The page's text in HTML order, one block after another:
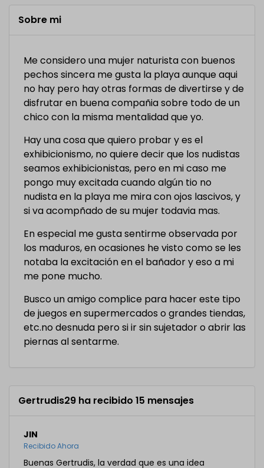
Sobre mi
Me considero una mujer naturista con buenos
pechos sincera me gusta la playa aunque aqui
no hay pero hay otras formas de divertirse y de
disfrutar en buena compañia sobre todo de un
chico con la misma mentalidad que yo.
Hay una cosa que quiero probar y es el
exhibicionismo, no quiere decir que los nudistas
seamos exhibicionistas, pero en mi caso me
pongo muy excitada cuando algún tio no
nudista en la playa me mira con ojos lascivos, y
si va acompñado de su mujer todavia mas.
En especial me gusta sentirme observada por
los maduros, en ocasiones he visto como se les
notaba la excitación en el bañador y eso a mi
me pone mucho.
Busco un amigo complice para hacer este tipo
de juegos en supermercados o grandes tiendas,
etc.no desnuda pero si ir sin sujetador o abrir las
piernas al sentarme.
Gertrudis29 ha recibido 15 mensajes
JIN
Recibido Ahora
Buenas Gertrudis, la verdad que es una idea